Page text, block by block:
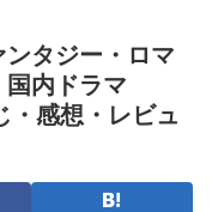
ンタジー・ロマ
内ドラマ
感想・レビュ